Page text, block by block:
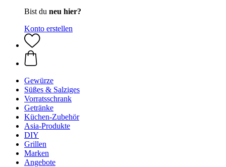
Bist du neu hier?
Konto erstellen
Gewürze
Süßes & Salziges
Vorratsschrank
Getränke
Küchen-Zubehör
Asia-Produkte
DIY
Grillen
Marken
Angebote